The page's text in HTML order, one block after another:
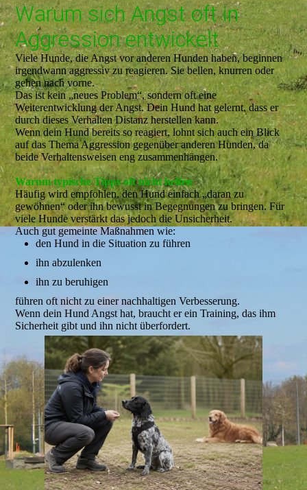
Warum sich Angst oft in
Aggression entwickelt
Viele Hunde, die Angst vor anderen Hunden haben, beginnen
irgendwann aggressiv zu reagieren. Sie bellen, knurren oder
gehen nach vorne.
Das ist kein „neues Problem“, sondern oft eine
Weiterentwicklung der Angst. Dein Hund hat gelernt, dass er
durch dieses Verhalten Distanz herstellen kann.
Wenn dein Hund bereits so reagiert, lohnt sich auch ein Blick
auf das Thema Aggression gegenüber anderen Hunden, da
beide Verhaltensweisen eng zusammenhängen.
Warum typische Tipps oft nicht helfen
Häufig wird empfohlen, den Hund einfach „daran zu
gewöhnen“ oder ihn bewusst in Begegnungen zu bringen. Für
viele Hunde verstärkt das jedoch die Unsicherheit.
Auch gut gemeinte Maßnahmen wie:
den Hund in die Situation zu führen
ihn abzulenken
ihn zu beruhigen
führen oft nicht zu einer nachhaltigen Verbesserung.
Wenn dein Hund Angst hat, braucht er ein Training, das ihm
Sicherheit gibt und ihn nicht überfordert.